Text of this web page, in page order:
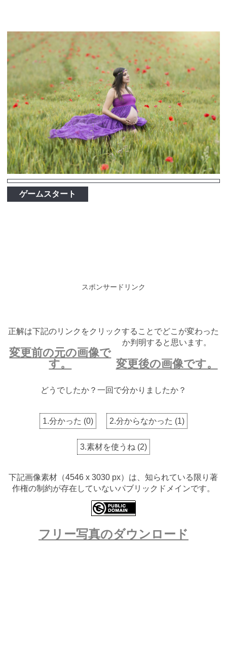
ゲームスタート
スポンサードリンク
正解は下記のリンクをクリックすることでどこが変わった
か判明すると思います。
変更前の元の画像で
す。
変更後の画像です。
どうでしたか？一回で分かりましたか？
1.分かった (0) 2.分からなかった (1)
3.素材を使うね (2)
下記画像素材（4546 x 3030 px）は、知られている限り著
作権の制約が存在していないパブリックドメインです。
フリー写真のダウンロード